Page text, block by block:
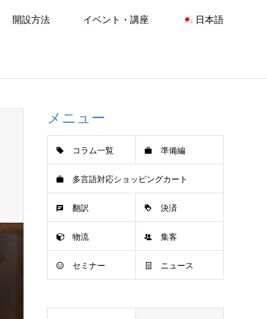
開設方法 イベント・講座 日本語
メニュー
コラム一覧 準備編
多言語対応ショッピングカート
翻訳 決済
物流 集客
セミナー ニュース